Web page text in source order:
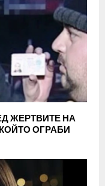
ЖЕРТВИТЕ НА
ОГРАБИ